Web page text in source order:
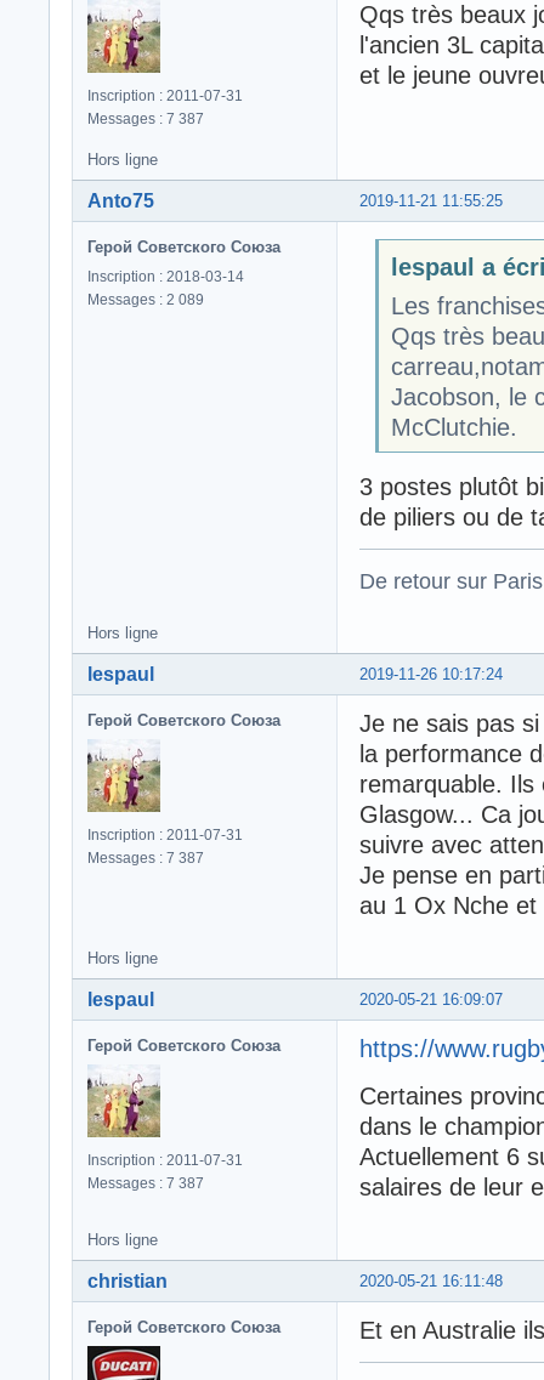
Inscription : 2011-07-31
Messages : 7 387
Qqs très beaux
l'ancien 3L
et le jeune
Hors ligne
2019-11-21 11:55:25
Anto75
Герой Советского Союза
Inscription : 2018-03-14
Messages : 2 089
lespaul a
Les
Qqs très
Jacobson, le
McClutchie.
3 postes plutôt
de piliers ou de
De retour sur Paris
Hors ligne
2019-11-26 10:17:24
lespaul
Герой Советского Союза
Inscription : 2011-07-31
Messages : 7 387
Je ne sais pas
la performance
remarquable. Ils
Glasgow... Ca
suivre avec
Je pense en
au 1 Ox Nche
Hors ligne
2020-05-21 16:09:07
lespaul
Герой Советского Союза
Inscription : 2011-07-31
Messages : 7 387
https://
Certaines
dans le
Actuellement 6
salaires de leur
Hors ligne
2020-05-21 16:11:48
christian
Герой Советского Союза Et en Australie